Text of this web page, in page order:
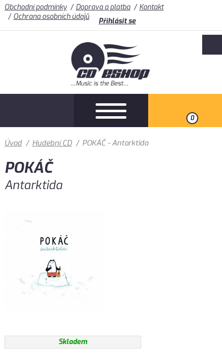
Obchodní podmínky Doprava a platba
Kontakt
Ochrana osobních údajů
Přihlásit se
0
Úvod / Hudební CD / POKÁČ - Antarktida
POKÁČ
Antarktida
Skladem